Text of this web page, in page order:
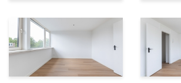
verduurzaming. Hierdoor beschikt
over energielabel A. Dat betekent niet
comfortabel wonen, maar ook lagere
een toekomstbestendige investering;
starters die zorgeloos willen wonen.